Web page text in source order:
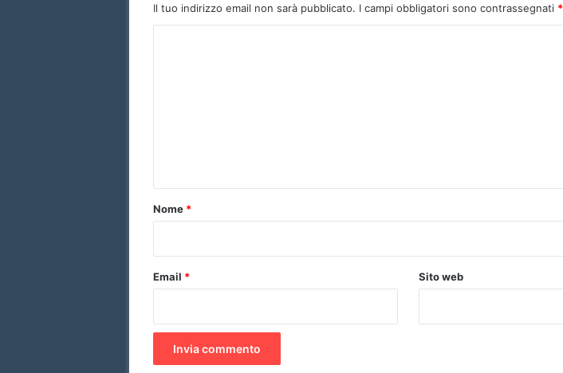
Il tuo indirizzo email non sarà pubblicato. I campi obbligatori sono contrassegnati *
o
Nome *
Email * Sito web